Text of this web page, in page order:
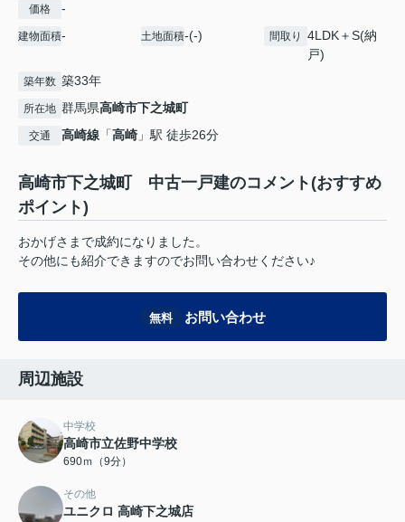
価格 -
建物面積- 土地面積-(-) 間取り
4LDK＋S(納
戸)
築年数 築33年
所在地 群馬県高崎市下之城町
交通 高崎線 「高崎 」駅 徒歩26分
高崎市下之城町 中古一戸建のコメント(おすすめ
ポイント)
おかげさまで成約になりました。
その他にも紹介できますのでお問い合わせください♪
無料 お問い合わせ
周辺施設
中学校
高崎市立佐野中学校
690ｍ（9分）
その他
ユニクロ 高崎下之城店